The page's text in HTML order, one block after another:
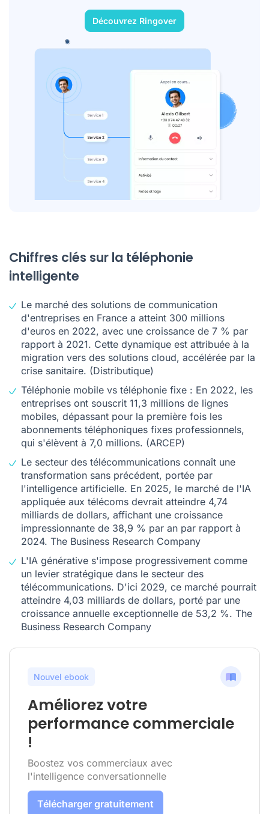
Découvrez Ringover
Chiffres clés sur la téléphonie
intelligente
Le marché des solutions de communication
d'entreprises en France a atteint 300 millions
d'euros en 2022, avec une croissance de 7 % par
rapport à 2021. Cette dynamique est attribuée à la
migration vers des solutions cloud, accélérée par la
crise sanitaire. (Distributique)
Téléphonie mobile vs téléphonie fixe : En 2022, les
entreprises ont souscrit 11,3 millions de lignes
mobiles, dépassant pour la première fois les
abonnements téléphoniques fixes professionnels,
qui s'élèvent à 7,0 millions. (ARCEP)
Le secteur des télécommunications connaît une
transformation sans précédent, portée par
l'intelligence artificielle. En 2025, le marché de l'IA
appliquée aux télécoms devrait atteindre 4,74
milliards de dollars, affichant une croissance
impressionnante de 38,9 % par an par rapport à
2024. The Business Research Company
L'IA générative s'impose progressivement comme
un levier stratégique dans le secteur des
télécommunications. D'ici 2029, ce marché pourrait
atteindre 4,03 milliards de dollars, porté par une
croissance annuelle exceptionnelle de 53,2 %. The
Business Research Company
Nouvel ebook
Améliorez votre
performance commerciale
!
Boostez vos commerciaux avec
l'intelligence conversationnelle
Télécharger gratuitement